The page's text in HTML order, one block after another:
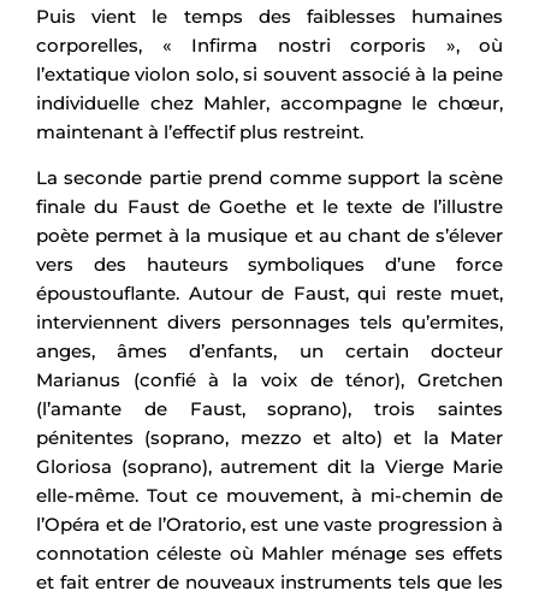
Puis vient le temps des faiblesses humaines
corporelles, « Infirma nostri corporis », où
l’extatique violon solo, si souvent associé à la peine
individuelle chez Mahler, accompagne le chœur,
maintenant à l’effectif plus restreint.
La seconde partie prend comme support la scène
finale du Faust de Goethe et le texte de l’illustre
poète permet à la musique et au chant de s’élever
vers des hauteurs symboliques d’une force
époustouflante. Autour de Faust, qui reste muet,
interviennent divers personnages tels qu’ermites,
anges, âmes d’enfants, un certain docteur
Marianus (confié à la voix de ténor), Gretchen
(l’amante de Faust, soprano), trois saintes
pénitentes (soprano, mezzo et alto) et la Mater
Gloriosa (soprano), autrement dit la Vierge Marie
elle-même. Tout ce mouvement, à mi-chemin de
l’Opéra et de l’Oratorio, est une vaste progression à
connotation céleste où Mahler ménage ses effets
et fait entrer de nouveaux instruments tels que les